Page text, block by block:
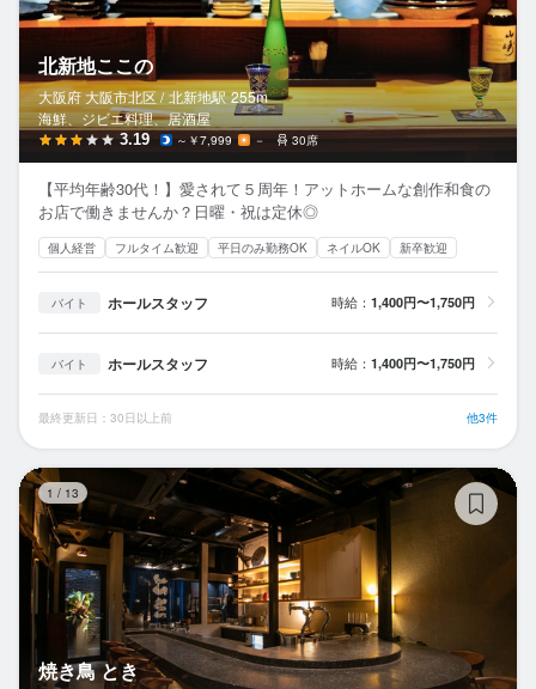
北新地ここの
大阪府 大阪市北区 / 北新地駅 255m
海鮮、ジビエ料理、居酒屋
3.19 ～￥7,999 － 30席
【平均年齢30代！】愛されて５周年！アットホームな創作和食の
お店で働きませんか？日曜・祝は定休◎
個人経営 フルタイム歓迎 平日のみ勤務OK ネイルOK 新卒歓迎
バイト ホールスタッフ 時給： 1,400円〜1,750円
バイト ホールスタッフ 時給： 1,400円〜1,750円
最終更新日：30日以上前 他3件
1 / 13
焼き鳥 とき